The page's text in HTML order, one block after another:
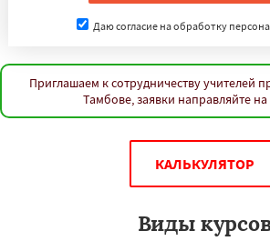
Даю согласие на обработку
Приглашаем к сотрудничеству учителей
Тамбове, заявки направляйте на
КАЛЬКУЛЯТОР
Виды